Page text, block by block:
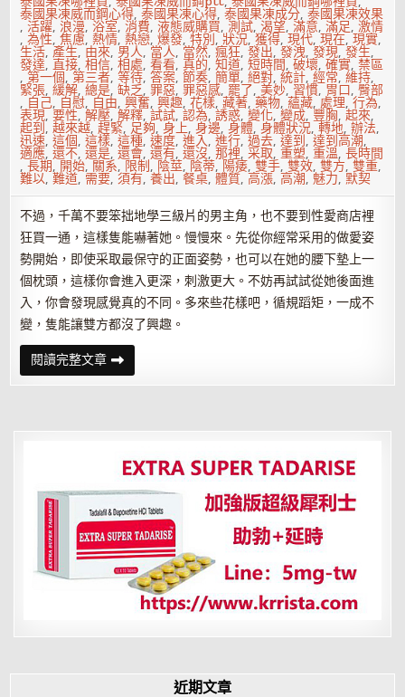
泰國果凍威而鋼心得,泰國果凍心得,泰國果凍成分,泰國果凍效果
,活躍,浪漫,浴室,消費,液態威購買,測試,渴望,滿意,滿足,激情
,為性,焦慮,熱情,熱戀,爆發,特別,狀況,獲得,現代,現在,現實,
生活,產生, 由來, 男人, 當人, 當然,瘋狂,發出,發洩,發現,發生,
發達,直接,相信,相處,看看,真的,知道,短時間,破壞,確實,禁區
, 第一個, 第三者,等待,答案,節奏,簡單,絕對,統計,經常,維持,
緊張,緩解,總是,缺乏,罪惡,罪惡感, 罷了,美妙, 習慣, 胃口,臀部
, 自己, 自慰, 自由,興奮,興趣,花樣,藏著,藥物,蘊藏, 處理,行為,
表現,要性,解壓,解釋,試試,認為,誘惑,變化,變成, 豐胸,起來,
起到,越來越,趕緊, 足夠,身上,身邊,身體,身體狀況,轉地,辦法,
迅速,這個,這樣,這種,速度,進入,進行,過去,達到,達到高潮,
適應,還不,還是,還會,還有,還沒,那裡,采取,重塑,重溫,長時間
,長期, 開始, 關系, 限制, 陰莖, 陰蒂, 陽痿,雙手,雙效,雙方,雙重,
難以,難道, 需要,須有,養出,餐桌,體質,高漲,高潮, 魅力, 默契
不過，千萬不要笨拙地學三級片的男主角，也不要到性愛商店裡
狂買一通，這樣隻能嚇著她。慢慢來。先從你經常采用的做愛姿
勢開始，即使采取最保守的正面姿勢，也可以在她的腰下墊上一
個枕頭，這樣你會進入更深，刺激更大。不妨再試試從她後面進
入，你會發現感覺真的不同。多來些花樣吧，循規蹈矩，一成不
變，隻能讓雙方都沒了興趣。
閱讀完整文章性
愛：
激
的
天
敵
近期文章